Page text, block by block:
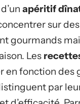
apéritif
sur
gourmands
Les
en fonction des
par